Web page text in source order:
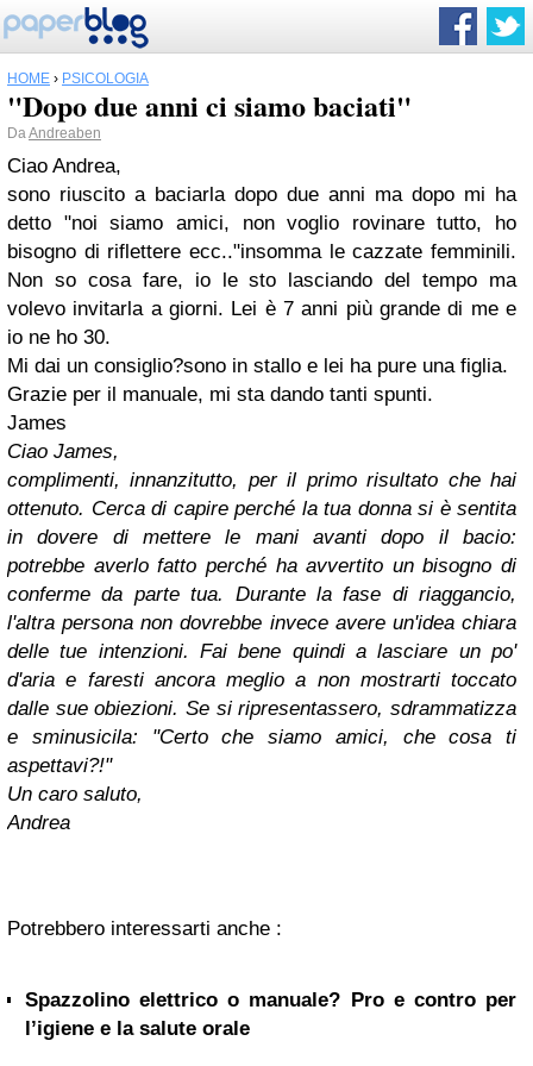
HOME › PSICOLOGIA
"Dopo due anni ci siamo baciati"
DaAndreaben
Ciao Andrea,
sono riuscito a baciarla dopo due anni ma dopo mi ha
detto "noi siamo amici, non voglio rovinare tutto, ho
bisogno di riflettere ecc.."insomma le cazzate femminili.
Non so cosa fare, io le sto lasciando del tempo ma
volevo invitarla a giorni. Lei è 7 anni più grande di me e
io ne ho 30.
Mi dai un consiglio?sono in stallo e lei ha pure una figlia.
Grazie per il manuale, mi sta dando tanti spunti.
James
Ciao James,
complimenti, innanzitutto, per il primo risultato che hai
ottenuto. Cerca di capire perché la tua donna si è sentita
in dovere di mettere le mani avanti dopo il bacio:
potrebbe averlo fatto perché ha avvertito un bisogno di
conferme da parte tua. Durante la fase di riaggancio,
l'altra persona non dovrebbe invece avere un'idea chiara
delle tue intenzioni. Fai bene quindi a lasciare un po'
d'aria e faresti ancora meglio a non mostrarti toccato
dalle sue obiezioni. Se si ripresentassero, sdrammatizza
e sminusicila: "Certo che siamo amici, che cosa ti
aspettavi?!"
Un caro saluto,
Andrea
Potrebbero interessarti anche :
Spazzolino elettrico o manuale? Pro e contro per
l’igiene e la salute orale